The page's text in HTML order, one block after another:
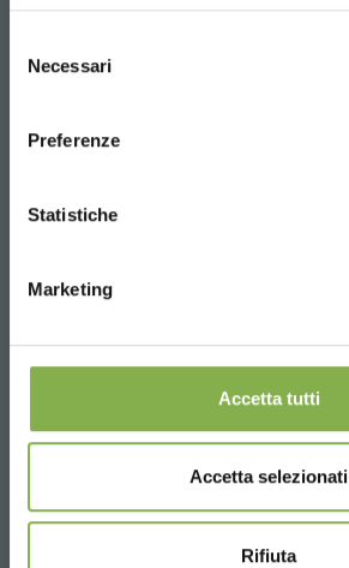
delNecessari
Preferenze
Statistiche
Marketing
Accetta tutti
Accetta selezionati
Rifiuta
07/11/2018 - 09/11/2018